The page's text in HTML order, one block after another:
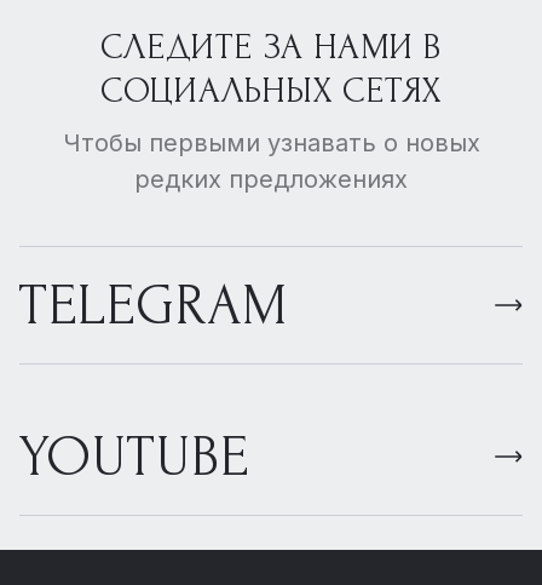
СЛЕДИТЕ ЗА НАМИ В
СОЦИАЛЬНЫХ СЕТЯХ
Чтобы первыми узнавать о новых
редких предложениях
TELEGRAM
YOUTUBE